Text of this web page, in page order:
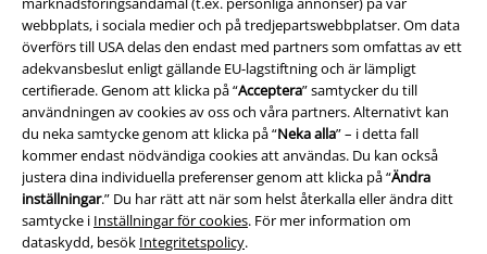
webbplats, i sociala medier och på tredjepartswebbplatser. Om data
överförs till USA delas den endast med partners som omfattas av ett
adekvansbeslut enligt gällande EU-lagstiftning och är lämpligt
certifierade. Genom att klicka på “Acceptera” samtycker du till
användningen av cookies av oss och våra partners. Alternativt kan
du neka samtycke genom att klicka på “Neka alla” – i detta fall
kommer endast nödvändiga cookies att användas. Du kan också
justera dina individuella preferenser genom att klicka på “Ändra
inställningar.” Du har rätt att när som helst återkalla eller ändra ditt
samtycke i Inställningar för cookies. För mer information om
dataskydd, besök Integritetspolicy.
A Warner Music Group Company